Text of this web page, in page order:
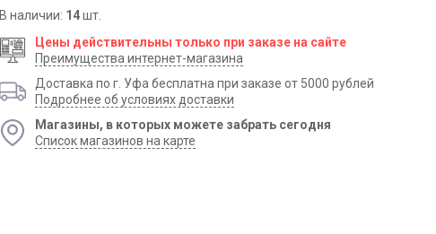
В наличии: 14шт.
Цены действительны только при заказе на сайте
Преимущества интернет-магазина
Доставка по г. Уфа бесплатна при заказе от 5000 рублей
Подробнее об условиях доставки
Магазины, в которых можете забрать сегодня
Список магазинов на карте